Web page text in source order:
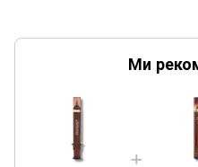
Ми